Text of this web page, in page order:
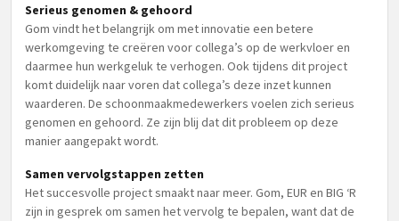
Serieus genomen & gehoord
Gom vindt het belangrijk om met innovatie een betere
werkomgeving te creëren voor collega’s op de werkvloer en
daarmee hun werkgeluk te verhogen. Ook tijdens dit project
komt duidelijk naar voren dat collega’s deze inzet kunnen
waarderen. De schoonmaakmedewerkers voelen zich serieus
genomen en gehoord. Ze zijn blij dat dit probleem op deze
manier aangepakt wordt.
Samen vervolgstappen zetten
Het succesvolle project smaakt naar meer. Gom, EUR en BIG ‘R
zijn in gesprek om samen het vervolg te bepalen, want dat de